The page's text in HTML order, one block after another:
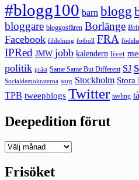
#blogg100 barn blogg
bloggare bloggosfären Borlänge
Facebook fildelning fotboll FRA
IPRed JMW jobb kalendern livet
politik präst Same Same But Different SJ
Socialdemokraterna sorg Stockholm Stora
TPB tweepblogs Twitter tävling
Deepedition förut
Deepedition
Frisöket